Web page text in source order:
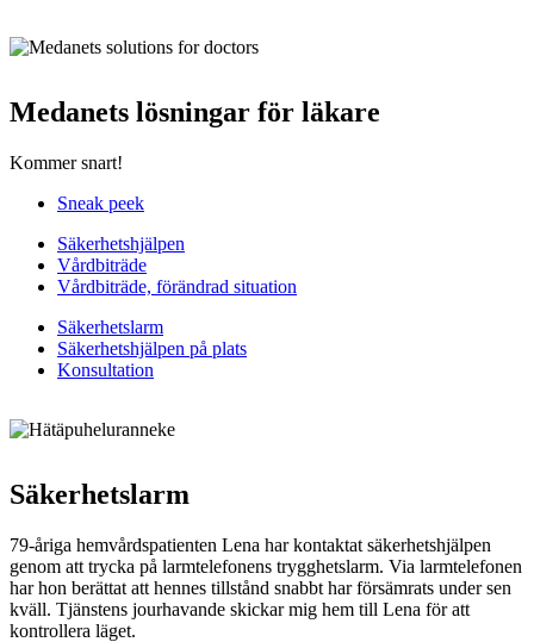
Medanets lösningar för läkare
Kommer snart!
Sneak peek
Säkerhetshjälpen
Vårdbiträde
Vårdbiträde, förändrad situation
Säkerhetslarm
Säkerhetshjälpen på plats
Konsultation
Säkerhetslarm
79-åriga hemvårdspatienten Lena har kontaktat säkerhetshjälpen
genom att trycka på larmtelefonens trygghetslarm. Via larmtelefonen
har hon berättat att hennes tillstånd snabbt har försämrats under sen
kväll. Tjänstens jourhavande skickar mig hem till Lena för att
kontrollera läget.